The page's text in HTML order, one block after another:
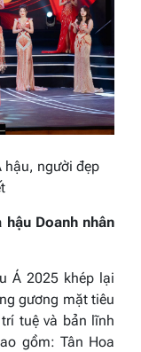
hậu, người đẹp
Doanh nhân
Á 2025 khép lại
gương mặt tiêu
tuệ và bản lĩnh
gồm: Tân Hoa